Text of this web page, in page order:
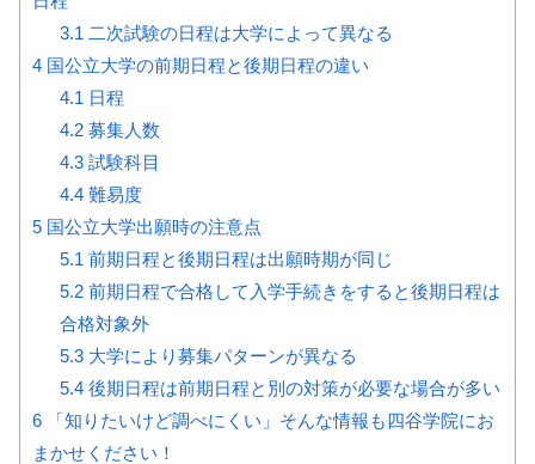
3.1 二次試験の日程は大学によって異なる
4 国公立大学の前期日程と後期日程の違い
4.1 日程
4.2募集人数
4.3試験科目
4.4難易度
5 国公立大学出願時の注意点
5.1 前期日程と後期日程は出願時期が同じ
5.2前期日程で合格して入学手続きをすると後期日程は
合格対象外
5.3大学により募集パターンが異なる
5.4後期日程は前期日程と別の対策が必要な場合が多い
6 「知りたいけど調べにくい」そんな情報も四谷学院にお
まかせください！